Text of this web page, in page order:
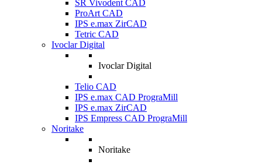
SR Vivodent CAD
ProArt CAD
IPS e.max ZirCAD
Tetric CAD
Ivoclar Digital
Ivoclar Digital
Telio CAD
IPS e.max CAD PrograMill
IPS e.max ZirCAD
IPS Empress CAD PrograMill
Noritake
Noritake